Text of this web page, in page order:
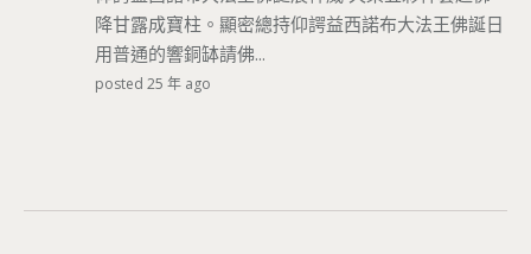
降甘露成寶柱。顯密總持仰諤益西諾布大法王佛誕日
用普通的響銅缽請佛...
posted 25 年 ago